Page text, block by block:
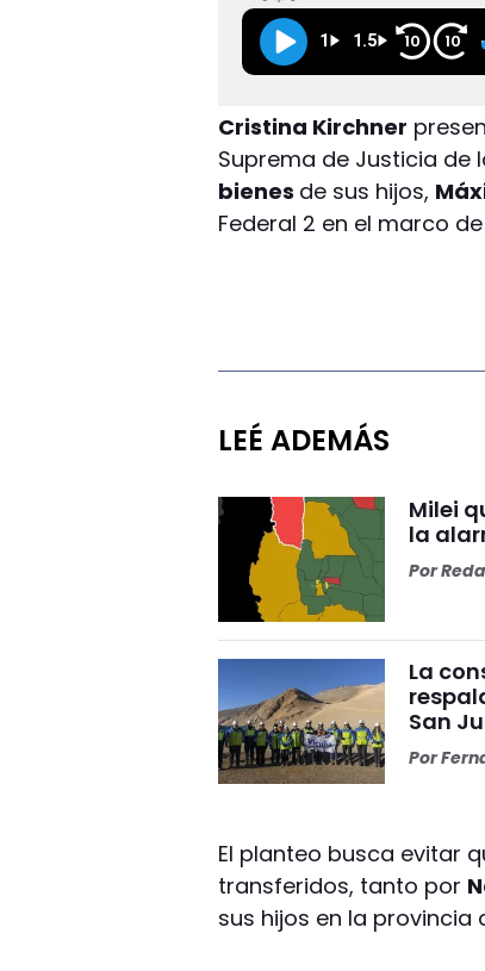
1 1.5 10 10
Cristina Kirchner
Suprema de Justicia de
bienes de sus hijos,
Federal 2 en el marco
LEÉ ADEMÁS
Milei
la
Por
La
San
Por
El planteo busca evitar
transferidos, tanto por
sus hijos en la provincia